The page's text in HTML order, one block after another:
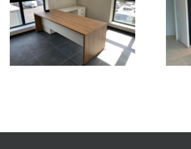
Cuisine moderne en FENIX
NTM avec ilot